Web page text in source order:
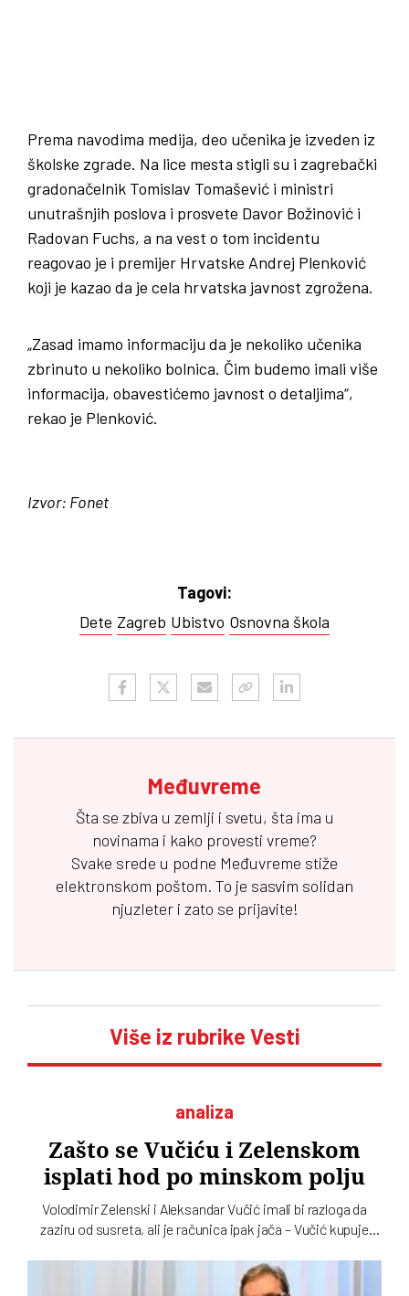
Prema navodima medija, deo učenika je izveden iz
školske zgrade. Na lice mesta stigli su i zagrebački
gradonačelnik Tomislav Tomašević i ministri
unutrašnjih poslova i prosvete Davor Božinović i
Radovan Fuchs, a na vest o tom incidentu
reagovao je i premijer Hrvatske Andrej Plenković
koji je kazao da je cela hrvatska javnost zgrožena.
„Zasad imamo informaciju da je nekoliko učenika
zbrinuto u nekoliko bolnica. Čim budemo imali više
informacija, obavestićemo javnost o detaljima“,
rekao je Plenković.
Izvor: Fonet
Tagovi:
Dete Zagreb Ubistvo Osnovna škola
Međuvreme
Šta se zbiva u zemlji i svetu, šta ima u
novinama i kako provesti vreme?
Svake srede u podne Međuvreme stiže
elektronskom poštom. To je sasvim solidan
njuzleter i zato se prijavite!
Više iz rubrike Vesti
analiza
Zašto se Vučiću i Zelenskom
isplati hod po minskom polju
Volodimir Zelenski i Aleksandar Vučić imali bi razloga da
zaziru od susreta, ali je računica ipak jača – Vučić kupuje